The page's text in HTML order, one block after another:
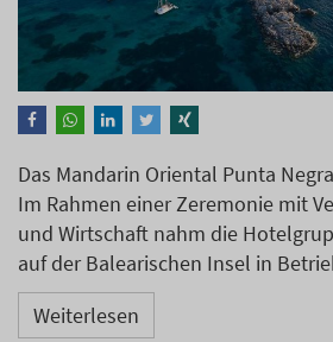
Das Mandarin Oriental Punta
Im Rahmen einer Zeremonie mit
und Wirtschaft nahm die
auf der Balearischen Insel in
Weiterlesen